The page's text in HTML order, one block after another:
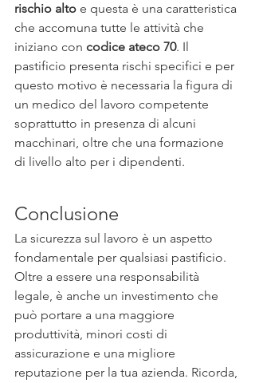
rischio alto e questa è una caratteristica
che accomuna tutte le attività che
iniziano con codice ateco 70. Il
pastificio presenta rischi specifici e per
questo motivo è necessaria la figura di
un medico del lavoro competente
soprattutto in presenza di alcuni
macchinari, oltre che una formazione
di livello alto per i dipendenti.
Conclusione
La sicurezza sul lavoro è un aspetto
fondamentale per qualsiasi pastificio.
Oltre a essere una responsabilità
legale, è anche un investimento che
può portare a una maggiore
produttività, minori costi di
assicurazione e una migliore
reputazione per la tua azienda. Ricorda,